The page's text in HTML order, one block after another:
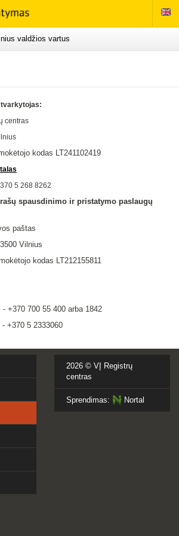
valdžios vartus
centras
kodas LT241102419
5 268 8262
spausdinimo ir pristatymo paslaugų
paštas
Vilnius
kodas LT212155811
+370 700 55 400 arba 1842
+370 5 2333060
2026 © VĮ Registrų
centras
Sprendimas: Nortal